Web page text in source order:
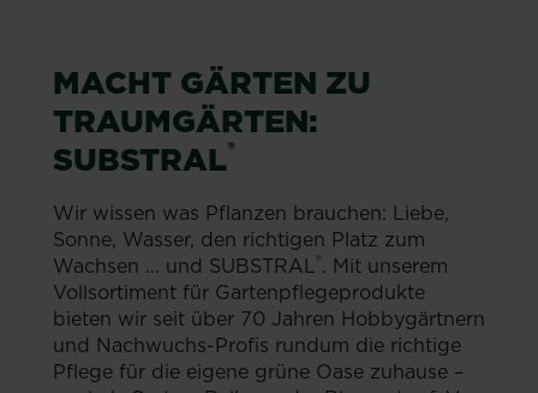
MACHT GÄRTEN ZU
TRAUMGÄRTEN:
SUBSTRAL®
Wir wissen was Pflanzen brauchen: Liebe,
Sonne, Wasser, den richtigen Platz zum
Wachsen … und SUBSTRAL®. Mit unserem
Vollsortiment für Gartenpflegeprodukte
bieten wir seit über 70 Jahren Hobbygärtnern
und Nachwuchs-Profis rundum die richtige
Pflege für die eigene grüne Oase zuhause –